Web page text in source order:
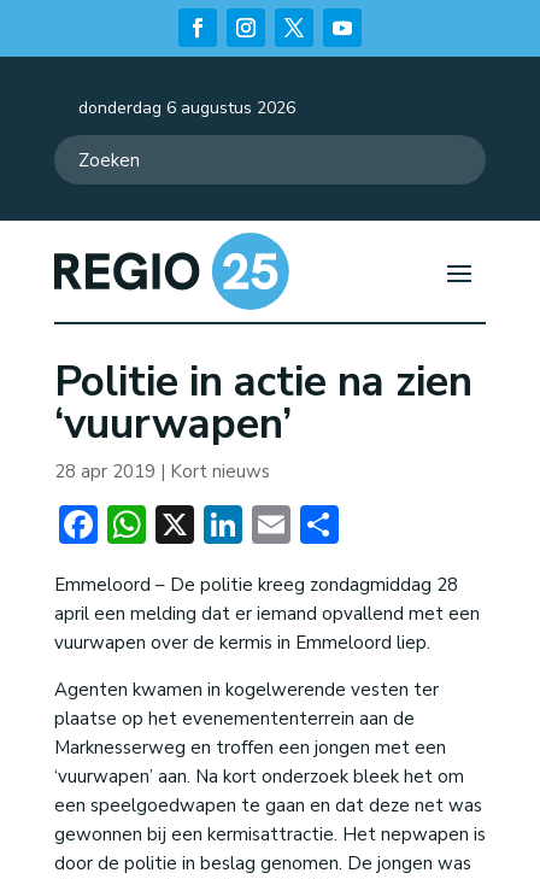
donderdag 6 augustus 2026
Politie in actie na zien
‘vuurwapen’
28 apr 2019 | Kort nieuws
Facebook
WhatsApp
X LinkedIn
EmailDelen
Emmeloord – De politie kreeg zondagmiddag 28
april een melding dat er iemand opvallend met een
vuurwapen over de kermis in Emmeloord liep.
Agenten kwamen in kogelwerende vesten ter
plaatse op het evenemententerrein aan de
Marknesserweg en troffen een jongen met een
‘vuurwapen’ aan. Na kort onderzoek bleek het om
een speelgoedwapen te gaan en dat deze net was
gewonnen bij een kermisattractie. Het nepwapen is
door de politie in beslag genomen. De jongen was